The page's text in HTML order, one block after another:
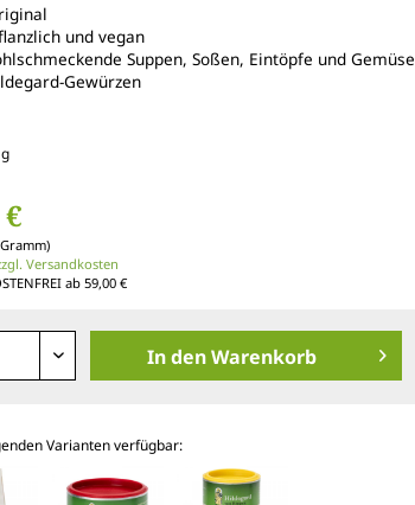
und vegan
Suppen, Soßen, Eintöpfe und Gemüse
Gewürzen
Versandkosten
ab 59,00 €
In denWarenkorb
Varianten verfügbar: